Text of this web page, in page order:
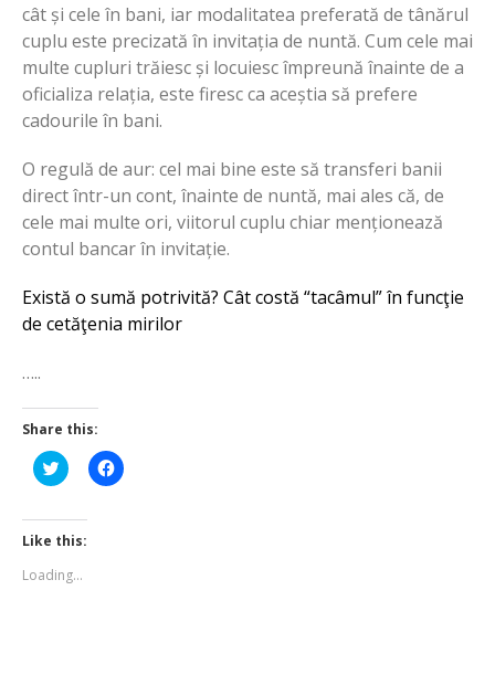
cât și cele în bani, iar modalitatea preferată de tânărul
cuplu este precizată în invitația de nuntă. Cum cele mai
multe cupluri trăiesc și locuiesc împreună înainte de a
oficializa relația, este firesc ca aceștia să prefere
cadourile în bani.
O regulă de aur: cel mai bine este să transferi banii
direct într-un cont, înainte de nuntă, mai ales că, de
cele mai multe ori, viitorul cuplu chiar menționează
contul bancar în invitație.
Există o sumă potrivită? Cât costă “tacâmul” în funcţie
de cetăţenia mirilor
…..
Share this:
Click
to
Twitter
(Opens
in
window)
Click
to
Like this:
Loading...